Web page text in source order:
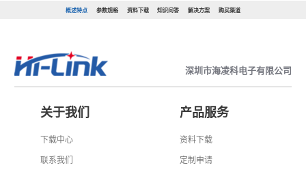
概述特点 参数规格 资料下载 知识问答 解决方案 购买渠道
深圳市海凌科电子有限公司
关于我们
下载中心
联系我们
产品服务
资料下载
定制申请